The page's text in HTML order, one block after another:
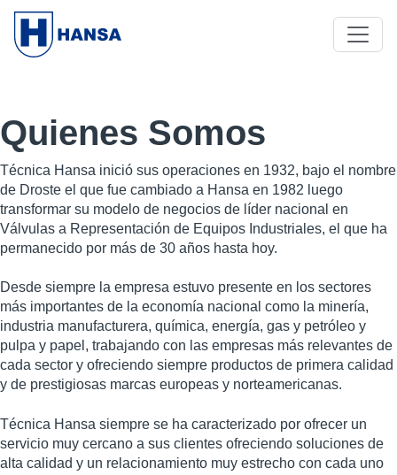
Quienes Somos
Técnica Hansa inició sus operaciones en 1932, bajo el nombre
de Droste el que fue cambiado a Hansa en 1982 luego
transformar su modelo de negocios de líder nacional en
Válvulas a Representación de Equipos Industriales, el que ha
permanecido por más de 30 años hasta hoy.
Desde siempre la empresa estuvo presente en los sectores
más importantes de la economía nacional como la minería,
industria manufacturera, química, energía, gas y petróleo y
pulpa y papel, trabajando con las empresas más relevantes de
cada sector y ofreciendo siempre productos de primera calidad
y de prestigiosas marcas europeas y norteamericanas.
Técnica Hansa siempre se ha caracterizado por ofrecer un
servicio muy cercano a sus clientes ofreciendo soluciones de
alta calidad y un relacionamiento muy estrecho con cada uno